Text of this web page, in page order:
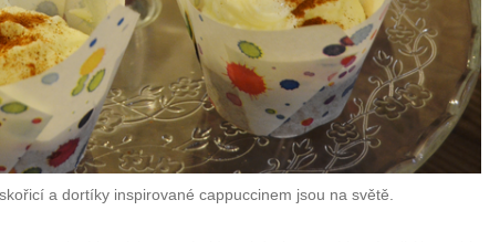
a dortíky inspirované cappuccinem jsou na světě.